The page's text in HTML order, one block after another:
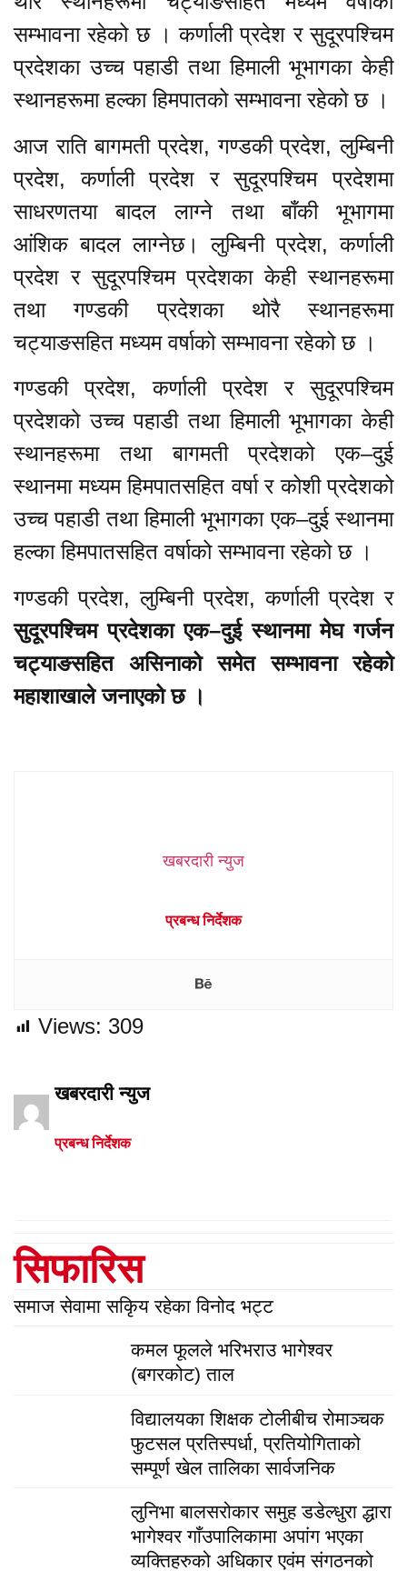
सम्भावना रहेको छ । कर्णाली प्रदेश र सुदूरपश्चिम
प्रदेशका उच्च पहाडी तथा हिमाली भूभागका केही
स्थानहरूमा हल्का हिमपातको सम्भावना रहेको छ ।
आज राति बागमती प्रदेश, गण्डकी प्रदेश, लुम्बिनी
प्रदेश, कर्णाली प्रदेश र सुदूरपश्चिम प्रदेशमा
साधरणतया बादल लाग्ने तथा बाँकी भूभागमा
आंशिक बादल लाग्नेछ। लुम्बिनी प्रदेश, कर्णाली
प्रदेश र सुदूरपश्चिम प्रदेशका केही स्थानहरूमा
तथा गण्डकी प्रदेशका थोरै स्थानहरूमा
चट्याङसहित मध्यम वर्षाको सम्भावना रहेको छ ।
गण्डकी प्रदेश, कर्णाली प्रदेश र सुदूरपश्चिम
प्रदेशको उच्च पहाडी तथा हिमाली भूभागका केही
स्थानहरूमा तथा बागमती प्रदेशको एक–दुई
स्थानमा मध्यम हिमपातसहित वर्षा र कोशी प्रदेशको
उच्च पहाडी तथा हिमाली भूभागका एक–दुई स्थानमा
हल्का हिमपातसहित वर्षाको सम्भावना रहेको छ ।
गण्डकी प्रदेश, लुम्बिनी प्रदेश, कर्णाली प्रदेश र
सुदूरपश्चिम प्रदेशका एक–दुई स्थानमा मेघ गर्जन
चट्याङसहित असिनाको समेत सम्भावना रहेको
महाशाखाले जनाएको छ ।
खबरदारी न्युज
प्रबन्ध निर्देशक
Views: 309
खबरदारी न्युज
प्रबन्ध निर्देशक
सिफारिस
समाज सेवामा सकिृय रहेका विनोद भट्ट
कमल फूलले भरिभराउ भागेश्वर
(बगरकोट) ताल
विद्यालयका शिक्षक टोलीबीच रोमाञ्चक
फुटसल प्रतिस्पर्धा, प्रतियोगिताको
सम्पूर्ण खेल तालिका सार्वजनिक
लुनिभा बालसरोकार समुह डडेल्धुरा द्धारा
भागेश्वर गाँउपालिकामा अपांग भएका
व्यक्तिहरुको अधिकार एवंम संगठनको